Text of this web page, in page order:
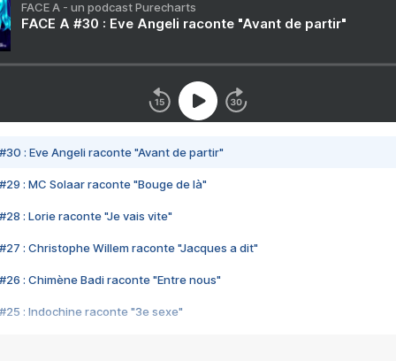
FACE A - un podcast Purecharts
FACE A #30 : Eve Angeli raconte "Avant de partir"
#30 : Eve Angeli raconte "Avant de partir"
#29 : MC Solaar raconte "Bouge de là"
#28 : Lorie raconte "Je vais vite"
#27 : Christophe Willem raconte "Jacques a dit"
#26 : Chimène Badi raconte "Entre nous"
#25 : Indochine raconte "3e sexe"